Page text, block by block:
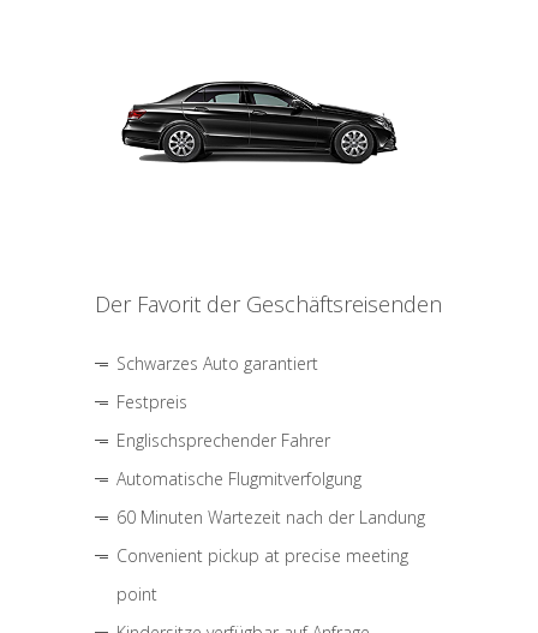
Der Favorit der Geschäftsreisenden
Schwarzes Auto garantiert
Festpreis
Englischsprechender Fahrer
Automatische Flugmitverfolgung
60 Minuten Wartezeit nach der Landung
Convenient pickup at precise meeting
point